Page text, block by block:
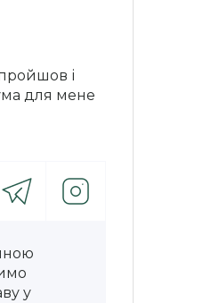
і
для мене
у